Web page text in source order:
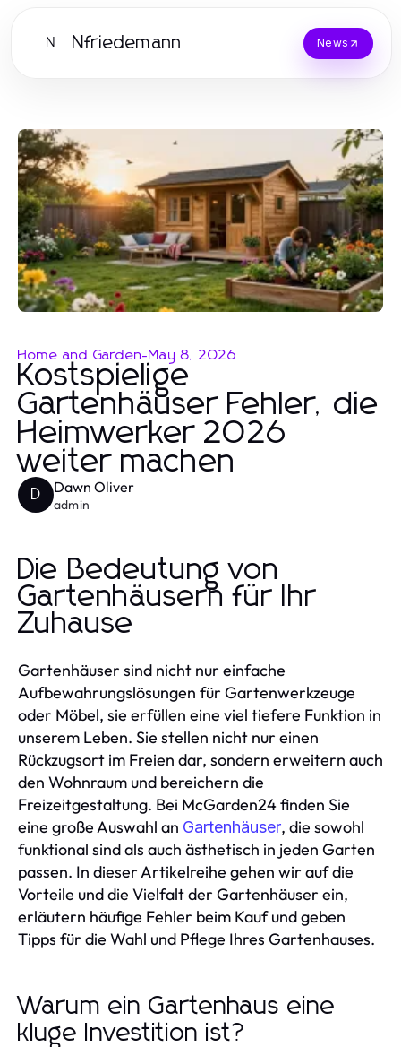
N Nfriedemann News
Home and Garden-May 8, 2026
Kostspielige
Gartenhäuser Fehler, die
Heimwerker 2026
weiter machen
D Dawn Oliver
admin
Die Bedeutung von
Gartenhäusern für Ihr
Zuhause
Gartenhäuser sind nicht nur einfache
Aufbewahrungslösungen für Gartenwerkzeuge
oder Möbel, sie erfüllen eine viel tiefere Funktion in
unserem Leben. Sie stellen nicht nur einen
Rückzugsort im Freien dar, sondern erweitern auch
den Wohnraum und bereichern die
Freizeitgestaltung. Bei McGarden24 finden Sie
eine große Auswahl an Gartenhäuser, die sowohl
funktional sind als auch ästhetisch in jeden Garten
passen. In dieser Artikelreihe gehen wir auf die
Vorteile und die Vielfalt der Gartenhäuser ein,
erläutern häufige Fehler beim Kauf und geben
Tipps für die Wahl und Pflege Ihres Gartenhauses.
Warum ein Gartenhaus eine
kluge Investition ist?